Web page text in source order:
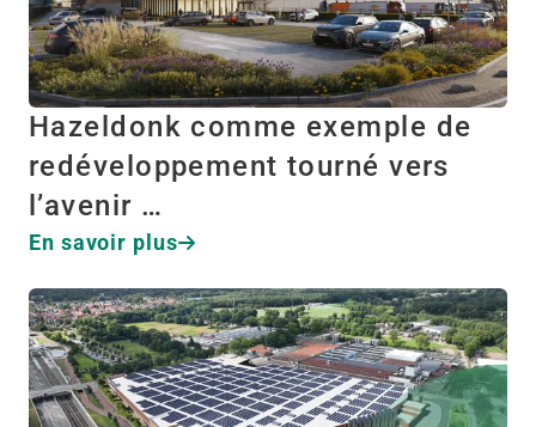
Hazeldonk comme exemple de
redéveloppement tourné vers
l’avenir …
En savoir plus